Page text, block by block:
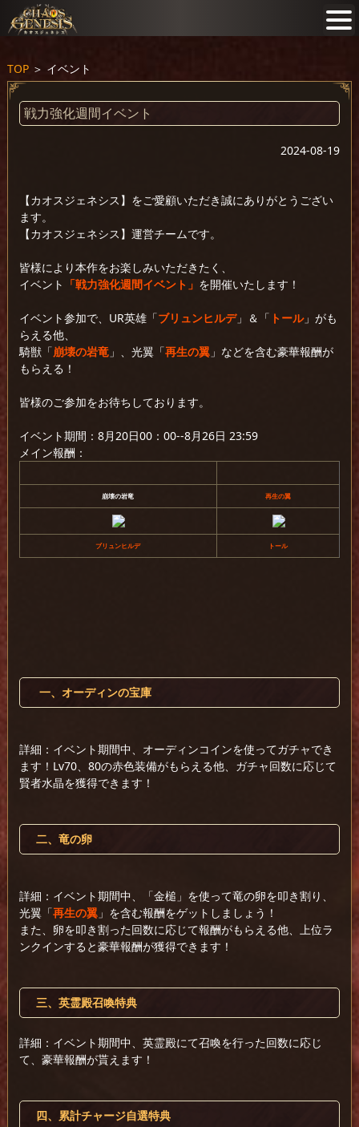
TOP＞ イベント
戦力強化週間イベント
2024-08-19
【カオスジェネシス】をご愛顧いただき誠にありがとうござい
ます。
【カオスジェネシス】運営チームです。
皆様により本作をお楽しみいただきたく、
イベント 「戦力強化週間イベント」 を開催いたします！
イベント参加で、UR英雄「ブリュンヒルデ」＆「 トール」がも
らえる他、
騎獣「崩壊の岩竜」、光翼「再生の翼」などを含む豪華報酬が
もらえる！
皆様のご参加をお待ちしております。
イベント期間：8月20日00：00--8月26日 23:59
メイン報酬：
崩壊の岩竜 再生の翼
ブリュンヒルデ トール
一、オーディンの宝庫
詳細：イベント期間中、オーディンコインを使ってガチャでき
ます！Lv70、80の赤色装備がもらえる他、ガチャ回数に応じて
賢者水晶を獲得できます！
二、竜の卵
詳細：イベント期間中、「金槌」を使って竜の卵を叩き割り、
光翼「再生の翼」を含む報酬をゲットしましょう！
また、卵を叩き割った回数に応じて報酬がもらえる他、上位ラ
ンクインすると豪華報酬が獲得できます！
三、英霊殿召喚特典
詳細：イベント期間中、英霊殿にて召喚を行った回数に応じ
て、豪華報酬が貰えます！
四、累計チャージ自選特典